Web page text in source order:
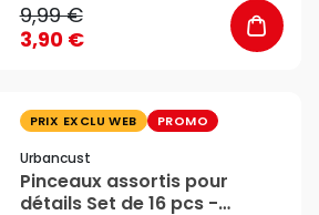
9,99 €
3,90 €
PRIX EXCLU WEB PROMO
Urbancust
Pinceaux assortis pour
détails Set de 16 pcs -